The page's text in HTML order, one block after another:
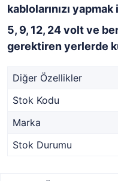
kablolarınızı
5, 9, 12, 24 volt ve
gerektiren yerlerde
Diğer Özellikler
Stok Kodu
Marka
Stok Durumu